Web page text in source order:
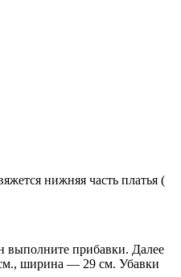
нижняя часть платья (
выполните прибавки. Далее
см., ширина — 29 см. Убавки